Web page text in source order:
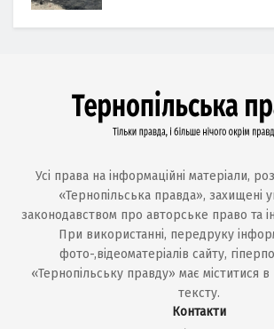
Усі права на інформаційні матеріали,
«Тернопільська правда», захищені
законодавством про авторське право та
При використанні, передруку
фото-,відеоматеріалів сайту,
«Тернопільську правду» має міститися
тексту.
Контакти